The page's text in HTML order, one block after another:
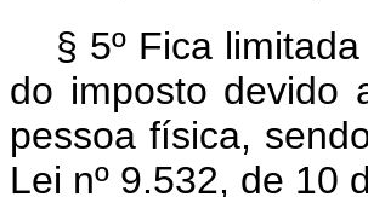
§ 5º Fica
do imposto devido
pessoa física,
Lei nº 9.532, de 10